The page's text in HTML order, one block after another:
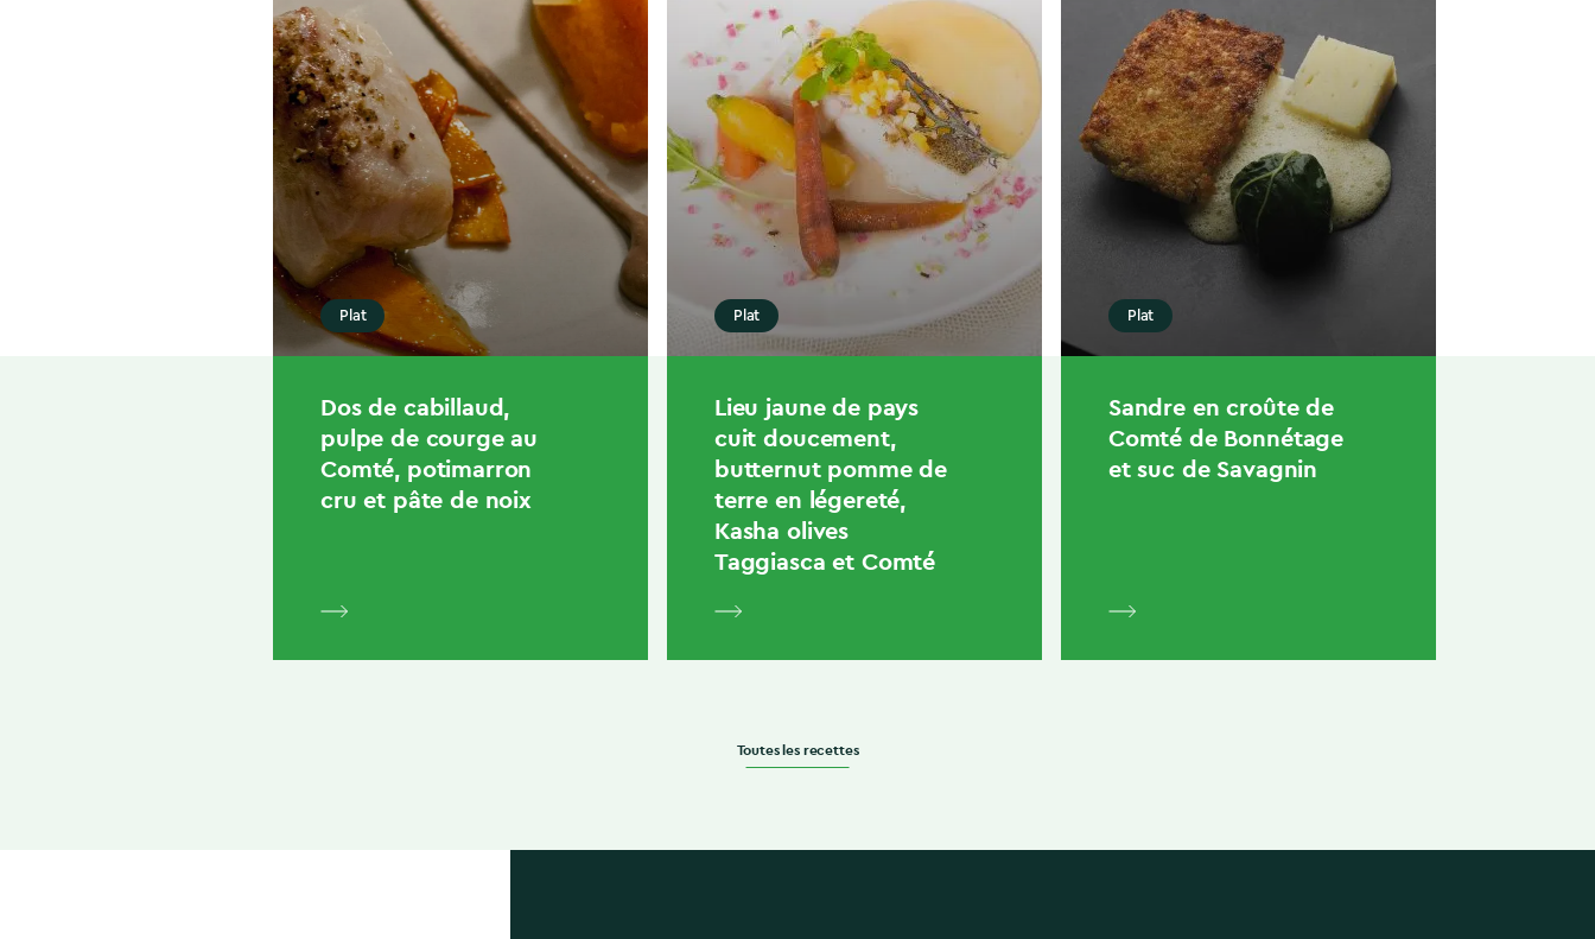
Plat
Dos de cabillaud,
pulpe de courge au
Comté, potimarron
cru et pâte de noix
Plat
Lieu jaune de pays
cuit doucement,
butternut pomme de
terre en légereté,
Kasha olives
Taggiasca et Comté
Plat
Sandre en croûte de
Comté de Bonnétage
et suc de Savagnin
Toutes les recettes